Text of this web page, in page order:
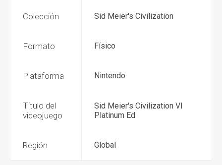
Colección Sid Meier's Civilization
Formato Físico
Plataforma Nintendo
Título del
videojuego
Sid Meier's Civilization VI
Platinum Ed
Región Global